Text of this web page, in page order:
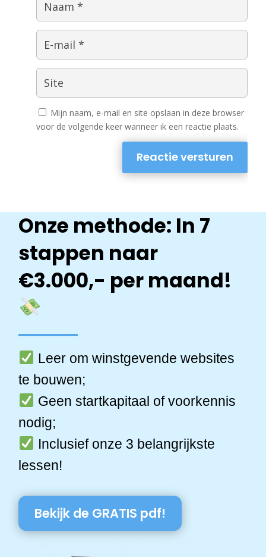
Mijn naam, e-mail en site opslaan in deze browser
voor de volgende keer wanneer ik een reactie plaats.
Reactie versturen
Onze methode: In 7
stappen naar
€3.000,- per maand!
Leer om winstgevende websites
te bouwen;
Geen startkapitaal of voorkennis
nodig;
Inclusief onze 3 belangrijkste
lessen!
Bekijk de GRATIS pdf!